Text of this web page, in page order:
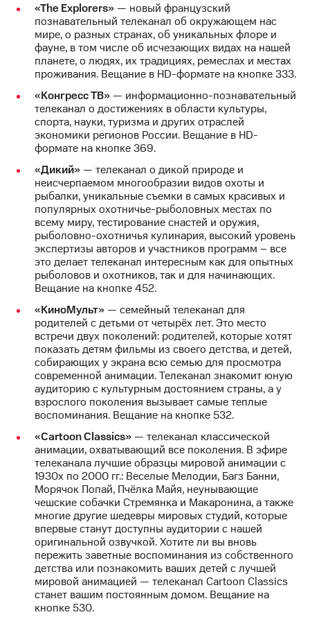
и подключите
ТВ
с выгодным
тарифом
Тарифы
Интернет,
ТВ и телефон
для дома
Услуги
Акции
Домашний
интернет
Домашнее
ТВ
ТВ
Домашний
телефон
Перейти
в МТС
со своим
номером
Поддержка
и подписки
МТС
Premium
Подписка
на гигабайты
интернета,
фильмы,
музыка
и многое
другое
спутникового
ТВ
Скачать
приложение
Мой
МТС
Видеонаблюдение
для дома
149 ₽/
мес
МТС
Premium
Подписка
на гигабайты
интернета,
фильмы,
музыка
и многое
другое
Семейная
группа
Скидка
на тарифы,
общие
подписки
и услуги,
доступ
к геолокации
Сертификаты
безопасности
Всё
под
рукой
в Мой МТС
Посмотрите,
«The Explorers» — новый французский
познавательный телеканал об окружающем нас
мире, о разных странах, об уникальных флоре и
фауне, в том числе об исчезающих видах на нашей
планете, о людях, их традициях, ремеслах и местах
проживания. Вещание в HD-формате на кнопке 333.
«Конгресс ТВ» — информационно-познавательный
телеканал о достижениях в области культуры,
спорта, науки, туризма и других отраслей
экономики регионов России. Вещание в HD-
формате на кнопке 369.
«Дикий» — телеканал о дикой природе и
неисчерпаемом многообразии видов охоты и
рыбалки, уникальные съемки в самых красивых и
популярных охотничье-рыболовных местах по
всему миру, тестирование снастей и оружия,
рыболовно-охотничья кулинария, высокий уровень
экспертизы авторов и участников программ – все
это делает телеканал интересным как для опытных
рыболовов и охотников, так и для начинающих.
Вещание на кнопке 452.
«КиноМульт» — семейный телеканал для
родителей с детьми от четырёх лет. Это место
встречи двух поколений: родителей, которые хотят
показать детям фильмы из своего детства, и детей,
собирающих у экрана всю семью для просмотра
современной анимации. Телеканал знакомит юную
аудиторию с культурным достоянием страны, а у
взрослого поколения вызывает самые теплые
воспоминания. Вещание на кнопке 532.
«Cartoon Classics» — телеканал классической
анимации, охватывающий все поколения. В эфире
телеканала лучшие образцы мировой анимации с
1930х по 2000 гг.: Веселые Мелодии, Багз Банни,
Морячок Попай, Пчёлка Майя, неунывающие
чешские собачки Стремянка и Макаронина, а также
многие другие шедевры мировых студий, которые
впервые станут доступны аудитории с нашей
оригинальной озвучкой. Хотите ли вы вновь
пережить заветные воспоминания из собственного
детства или познакомить ваших детей с лучшей
мировой анимацией — телеканал Cartoon Classics
станет вашим постоянным домом. Вещание на
кнопке 530.